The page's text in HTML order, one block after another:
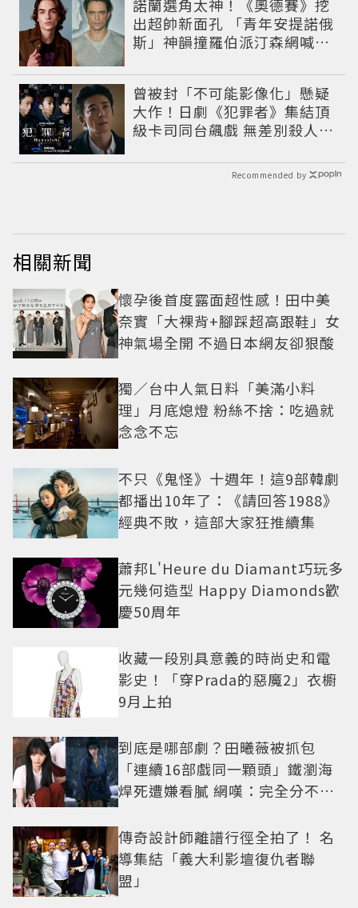
諾蘭選角太神！《奧德賽》挖
出超帥新面孔 「青年安提諾俄
斯」神韻撞羅伯派汀森網喊：
曾被封「不可能影像化」懸疑
大作！日劇《犯罪者》集結頂
級卡司同台飆戲 無差別殺人案
Recommended by
相關新聞
懷孕後首度露面超性感！田中美
奈實「大裸背+腳踩超高跟鞋」女
神氣場全開 不過日本網友卻狠酸
獨／台中人氣日料「美滿小料
理」月底熄燈 粉絲不捨：吃過就
念念不忘
不只《鬼怪》十週年！這9部韓劇
都播出10年了：《請回答1988》
經典不敗，這部大家狂推續集
蕭邦L'Heure du Diamant巧玩多
元幾何造型 Happy Diamonds歡
慶50周年
收藏一段別具意義的時尚史和電
影史！「穿Prada的惡魔2」衣櫥
9月上拍
到底是哪部劇？田曦薇被抓包
「連續16部戲同一顆頭」鐵瀏海
焊死遭嫌看膩 網嘆：完全分不出
傳奇設計師離譜行徑全拍了！ 名
導集結「義大利影壇復仇者聯
盟」